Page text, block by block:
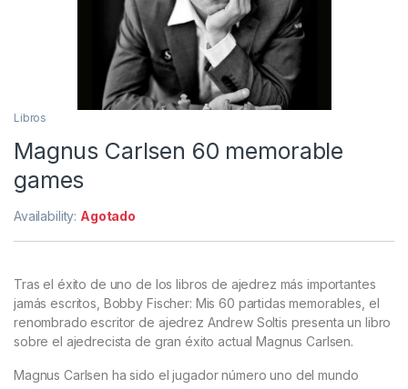
Libros
Magnus Carlsen 60 memorable
games
Availability: Agotado
Tras el éxito de uno de los libros de ajedrez más importantes
jamás escritos, Bobby Fischer: Mis 60 partidas memorables, el
renombrado escritor de ajedrez Andrew Soltis presenta un libro
sobre el ajedrecista de gran éxito actual Magnus Carlsen.
Magnus Carlsen ha sido el jugador número uno del mundo